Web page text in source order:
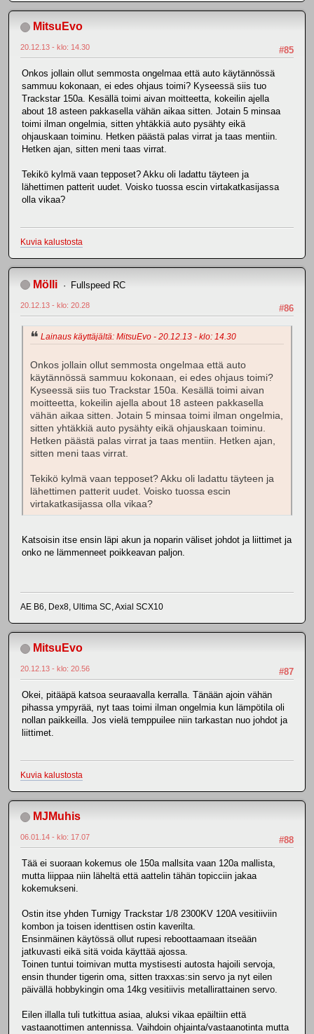
MitsuEvo
#85
20.12.13 - klo: 14.30
Onkos jollain ollut semmosta ongelmaa että auto käytännössä
sammuu kokonaan, ei edes ohjaus toimi? Kyseessä siis tuo
Trackstar 150a. Kesällä toimi aivan moitteetta, kokeilin ajella
about 18 asteen pakkasella vähän aikaa sitten. Jotain 5 minsaa
toimi ilman ongelmia, sitten yhtäkkiä auto pysähty eikä
ohjauskaan toiminu. Hetken päästä palas virrat ja taas mentiin.
Hetken ajan, sitten meni taas virrat.
Tekikö kylmä vaan tepposet? Akku oli ladattu täyteen ja
lähettimen patterit uudet. Voisko tuossa escin virtakatkasijassa
olla vikaa?
Kuvia kalustosta
Mölli Fullspeed RC
#86
20.12.13 - klo: 20.28
Lainaus käyttäjältä: MitsuEvo - 20.12.13 - klo: 14.30
Onkos jollain ollut semmosta ongelmaa että auto
käytännössä sammuu kokonaan, ei edes ohjaus toimi?
Kyseessä siis tuo Trackstar 150a. Kesällä toimi aivan
moitteetta, kokeilin ajella about 18 asteen pakkasella
vähän aikaa sitten. Jotain 5 minsaa toimi ilman ongelmia,
sitten yhtäkkiä auto pysähty eikä ohjauskaan toiminu.
Hetken päästä palas virrat ja taas mentiin. Hetken ajan,
sitten meni taas virrat.
Tekikö kylmä vaan tepposet? Akku oli ladattu täyteen ja
lähettimen patterit uudet. Voisko tuossa escin
virtakatkasijassa olla vikaa?
Katsoisin itse ensin läpi akun ja noparin väliset johdot ja liittimet ja
onko ne lämmenneet poikkeavan paljon.
AE B6, Dex8, Ultima SC, Axial SCX10
MitsuEvo
#87
20.12.13 - klo: 20.56
Okei, pitääpä katsoa seuraavalla kerralla. Tänään ajoin vähän
pihassa ympyrää, nyt taas toimi ilman ongelmia kun lämpötila oli
nollan paikkeilla. Jos vielä temppuilee niin tarkastan nuo johdot ja
liittimet.
Kuvia kalustosta
MJMuhis
#88
06.01.14 - klo: 17.07
Tää ei suoraan kokemus ole 150a mallsita vaan 120a mallista,
mutta liippaa niin läheltä että aattelin tähän topicciin jakaa
kokemukseni.
Ostin itse yhden Turnigy Trackstar 1/8 2300KV 120A vesitiiviin
kombon ja toisen identtisen ostin kaverilta.
Ensinmäinen käytössä ollut rupesi reboottaamaan itseään
jatkuvasti eikä sitä voida käyttää ajossa.
Toinen tuntui toimivan mutta mystisesti autosta hajoili servoja,
ensin thunder tigerin oma, sitten traxxas:sin servo ja nyt eilen
päivällä hobbykingin oma 14kg vesitiivis metallirattainen servo.
Eilen illalla tuli tutkittua asiaa, aluksi vikaa epäiltiin että
vastaanottimen antennissa. Vaihdoin ohjainta/vastaanotinta mutta